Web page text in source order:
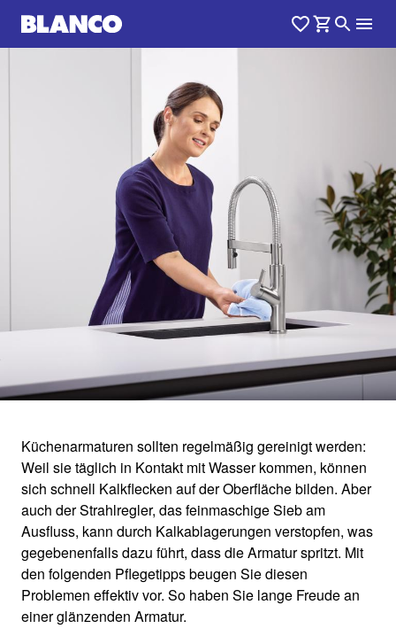
KÜCHENARMATUR
REINIGEN
So bringen Sie ihre Armatur zum glänzen
Küchenarmaturen sollten regelmäßig gereinigt werden:
Weil sie täglich in Kontakt mit Wasser kommen, können
sich schnell Kalkflecken auf der Oberfläche bilden. Aber
auch der Strahlregler, das feinmaschige Sieb am
Ausfluss, kann durch Kalkablagerungen verstopfen, was
gegebenenfalls dazu führt, dass die Armatur spritzt. Mit
den folgenden Pflegetipps beugen Sie diesen
Problemen effektiv vor. So haben Sie lange Freude an
einer glänzenden Armatur.